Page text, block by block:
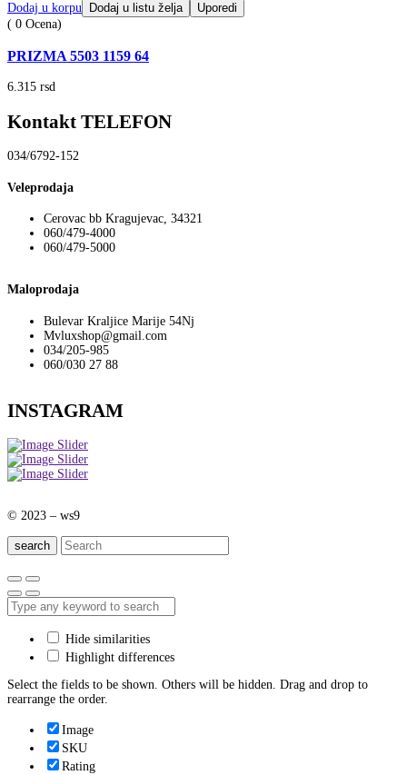
Dodaj u korpu
Dodaj u listu želja
Uporedi
( 0 Ocena)
PRIZMA 5503 1159 64
6.315 rsd
Kontakt TELEFON
034/6792-152
Veleprodaja
Cerovac bb Kragujevac, 34321
060/479-4000
060/479-5000
Maloprodaja
Bulevar Kraljice Marije 54Nj
Mvluxshop@gmail.com
034/205-985
060/030 27 88
INSTAGRAM
© 2023 – ws9
search
Hide similarities
Highlight differences
Select the fields to be shown. Others will be hidden. Drag and drop to
rearrange the order.
Image
SKU
Rating